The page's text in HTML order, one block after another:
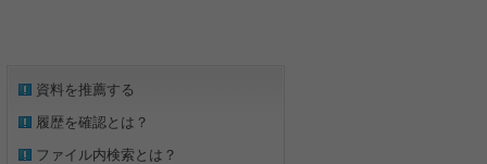
資料を推薦する
履歴を確認とは？
ファイル内検索とは？